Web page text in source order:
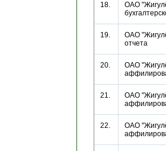
18.
ОАО
19.
ОАО
отчета
20.
ОАО
21.
ОАО
22.
ОАО